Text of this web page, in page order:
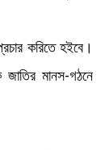
করিতে হইবে।
মানস-গঠনে